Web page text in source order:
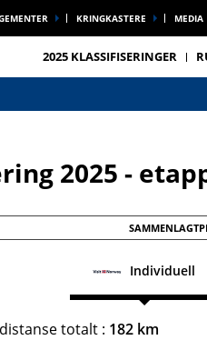
KRINGKASTERE MEDIA
2025 KLASSIFISERINGER
2025 -
Individuell
totalt : 182 km